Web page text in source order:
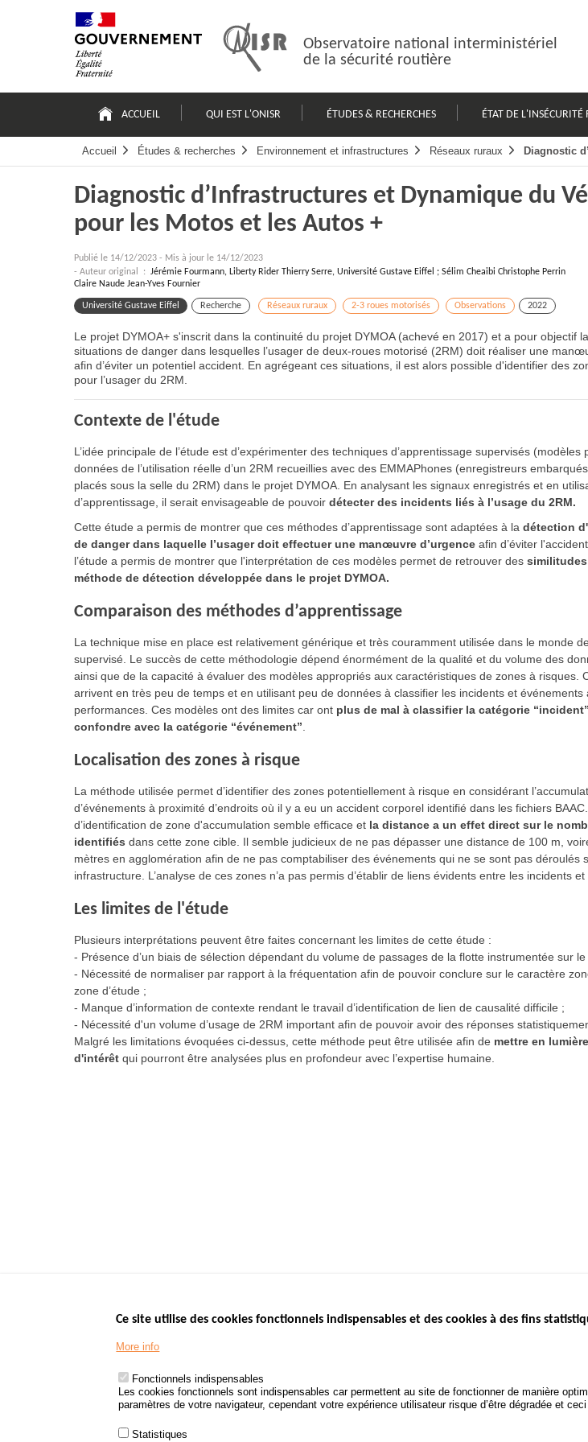
Observatoire national interministériel
de la sécurité routière
principale
ACCUEIL QUI EST L'ONISR ÉTUDES & RECHERCHES ÉTAT DE L'INSÉCURITÉ
Accueil Études & recherches Environnement et infrastructures Réseaux ruraux Diagnostic
Diagnostic d’Infrastructures et Dynamique du
pour les Motos et les Autos +
Publié le 14/12/2023 - Mis à jour le 14/12/2023
- Auteur original : Jérémie Fourmann, Liberty Rider Thierry Serre, Université Gustave Eiffel ; Sélim Cheaibi Christophe Perrin
Claire Naude Jean-Yves Fournier
Université Gustave Eiffel Recherche Réseaux ruraux 2-3 roues motorisés Observations 2022
Le projet DYMOA+ s'inscrit dans la continuité du projet DYMOA (achevé en 2017) et a pour objectif
situations de danger dans lesquelles l’usager de deux-roues motorisé (2RM) doit réaliser une
afin d’éviter un potentiel accident. En agrégeant ces situations, il est alors possible d'identifier des
pour l’usager du 2RM.
Contexte de l'étude
L’idée principale de l’étude est d’expérimenter des techniques d’apprentissage supervisés (modèles
données de l’utilisation réelle d’un 2RM recueillies avec des EMMAPhones (enregistreurs
placés sous la selle du 2RM) dans le projet DYMOA. En analysant les signaux enregistrés et en
d’apprentissage, il serait envisageable de pouvoir détecter des incidents liés à l’usage du 2RM.
Cette étude a permis de montrer que ces méthodes d’apprentissage sont adaptées à la détection
de danger dans laquelle l’usager doit effectuer une manœuvre d’urgence afin d’éviter
l’étude a permis de montrer que l'interprétation de ces modèles permet de retrouver des
méthode de détection développée dans le projet DYMOA.
Comparaison des méthodes d’apprentissage
La technique mise en place est relativement générique et très couramment utilisée dans le monde
supervisé. Le succès de cette méthodologie dépend énormément de la qualité et du volume des
ainsi que de la capacité à évaluer des modèles appropriés aux caractéristiques de zones à risques.
arrivent en très peu de temps et en utilisant peu de données à classifier les incidents et événements
performances. Ces modèles ont des limites car ont plus de mal à classifier la catégorie
confondre avec la catégorie “événement”
Localisation des zones à risque
La méthode utilisée permet d’identifier des zones potentiellement à risque en considérant
d’événements à proximité d’endroits où il y a eu un accident corporel identifié dans les fichiers
d’identification de zone d'accumulation semble efficace et la distance a un effet direct sur le
identifiés dans cette zone cible. Il semble judicieux de ne pas dépasser une distance de 100 m,
mètres en agglomération afin de ne pas comptabiliser des événements qui ne se sont pas déroulés
infrastructure. L’analyse de ces zones n’a pas permis d’établir de liens évidents entre les incidents et
Les limites de l'étude
Plusieurs interprétations peuvent être faites concernant les limites de cette étude :
- Présence d’un biais de sélection dépendant du volume de passages de la flotte instrumentée sur
- Nécessité de normaliser par rapport à la fréquentation afin de pouvoir conclure sur le caractère
zone d’étude ;
- Manque d’information de contexte rendant le travail d’identification de lien de causalité difficile ;
- Nécessité d'un volume d’usage de 2RM important afin de pouvoir avoir des réponses
Malgré les limitations évoquées ci-dessus, cette méthode peut être utilisée afin de mettre en
d'intérêt qui pourront être analysées plus en profondeur avec l’expertise humaine.
www.legifrance.gouv.fr
www.service-public.fr
Bilan annuel des
Ce site utilise des cookies fonctionnels indispensables et des cookies à des fins
More info
Fonctionnels indispensables
Les cookies fonctionnels sont indispensables car permettent au site de fonctionner de manière
paramètres de votre navigateur, cependant votre expérience utilisateur risque d’être dégradée et
Statistiques